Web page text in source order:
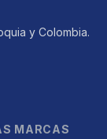
y Colombia.
MARCAS